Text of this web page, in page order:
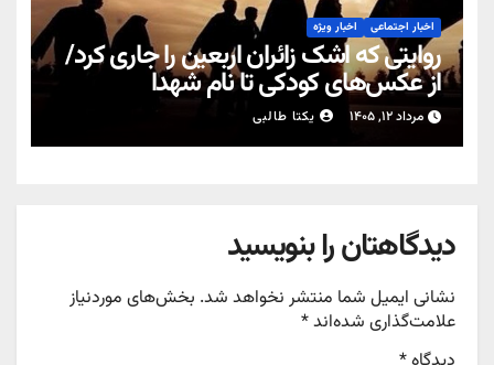
اخبار اجتماعی اخبار ویژه
روایتی که اشک زائران اربعین را جاری کرد/
از عکس‌های کودکی تا نام شهدا
مرداد ۱۲, ۱۴۰۵ یکتا طالبی
دیدگاهتان را بنویسید
نشانی ایمیل شما منتشر نخواهد شد. بخش‌های موردنیاز
علامت‌گذاری شده‌اند*